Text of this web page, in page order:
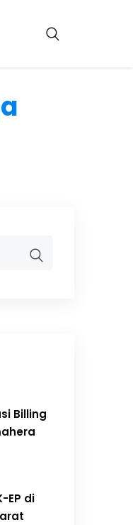
Billing
EP di